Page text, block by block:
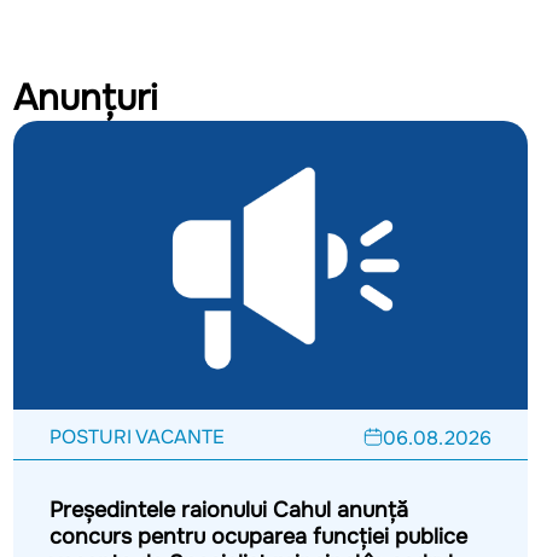
Anunțuri
POSTURI VACANTE 06.08.2026
Președintele raionului Cahul anunță
concurs pentru ocuparea funcției publice